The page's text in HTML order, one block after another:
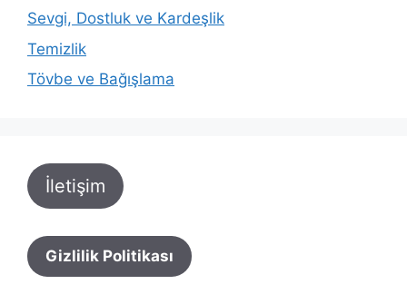
Sevgi, Dostluk ve Kardeşlik
Temizlik
Tövbe ve Bağışlama
İletişim
Gizlilik Politikası